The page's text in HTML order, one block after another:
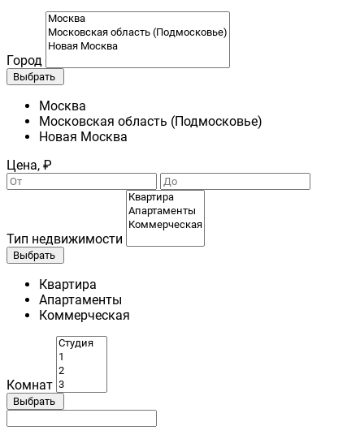
Город
Выбрать
Москва
Московская область (Подмосковье)
Новая Москва
Цена, ₽
Тип недвижимости
Выбрать
Квартира
Апартаменты
Коммерческая
Комнат
Выбрать